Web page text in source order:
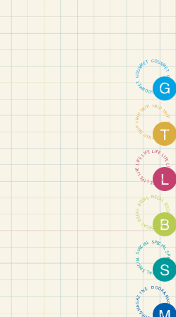
GOURME
T
G
O
U
R
M
E
T
G
O
U
R
M
E
T
G
O
U
RMET
TRIPT
RI
P
T
R
P
T
R
T
R
I
P
T
R
I
P
T
R
I
P
T
RIP
LIFEL
IF
E
L
F
L
I
FE
F
E
L
I
F
E
L
I
F
E
L
IF
E
LIFE
BECA
L
BE
C
A
L
B
E
C
A
B
E
C
A
L
B
E
C
A
L
BE
CAL
SPECI
A
L
SP
E
C
A
L
S
P
CI
A
L
S
P
E
C
I
A
L
SP
E
CIAL
BOOK
&M
A
G
A
Z
I
N
K
&
M
A
G
A
Z
I
NE